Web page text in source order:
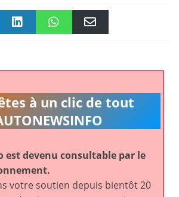
pt
à un clic de tout
est devenu consultable par le
votre soutien depuis bientôt 20